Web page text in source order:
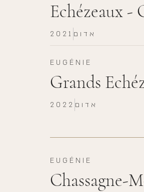
Echézeaux -
2021 אדום
EUGÉNIE
Grands
2022 אדום
EUGÉNIE
Chassagne-